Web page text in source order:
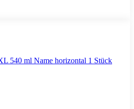
540 ml Name horizontal 1 Stück